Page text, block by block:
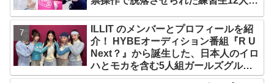
ILLIT のメンバーとプロフィールを紹
介！ HYBEオーディション番組『R U
Next？』から誕生した、日本人のイロ
ハとモカを含む5人組ガールズグルー
プ！ デビュー曲「Magnetic」がいき